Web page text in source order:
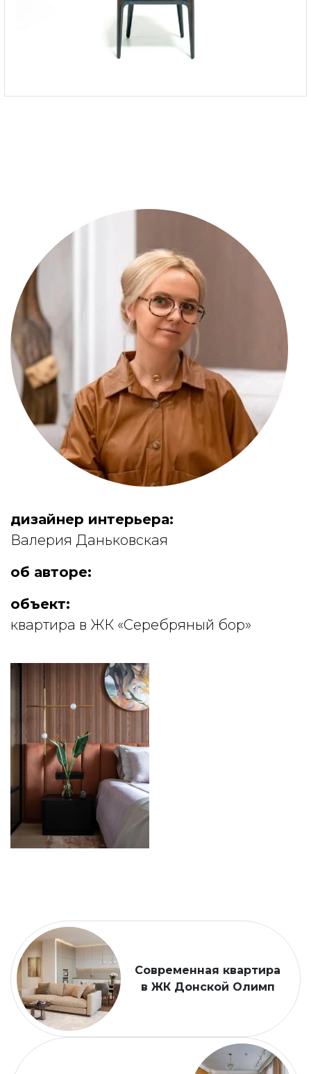
дизайнер интерьера:
Валерия Даньковская
об авторе:
объект:
квартира в ЖК «Серебряный бор»
Современная квартира
в ЖК Донской Олимп